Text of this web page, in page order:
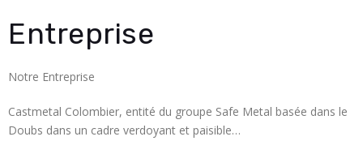
Entreprise
Notre Entreprise
Castmetal Colombier, entité du groupe Safe Metal basée dans le
Doubs dans un cadre verdoyant et paisible…